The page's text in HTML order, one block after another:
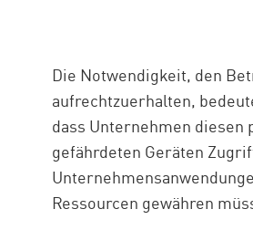
Die Notwendigkeit, den
aufrechtzuerhalten,
dass Unternehmen diesen
gefährdeten Geräten
Ressourcen gewähren